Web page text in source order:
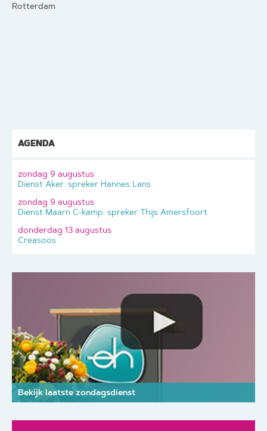
Rotterdam
AGENDA
zondag 9 augustus
Dienst Aker: spreker Hannes Lans
zondag 9 augustus
Dienst Maarn C-kamp: spreker Thijs Amersfoort
donderdag 13 augustus
Creasoos
Bekijk laatste zondagsdienst